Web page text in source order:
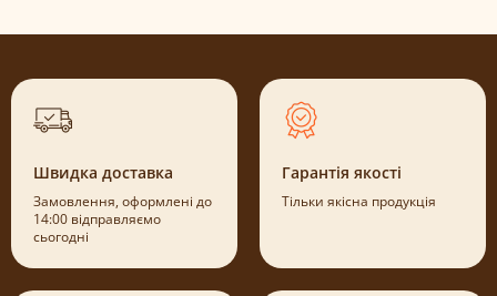
Швидка доставка
Замовлення, оформлені до
14:00 відправляємо
сьогодні
Гарантія якості
Тільки якісна продукція